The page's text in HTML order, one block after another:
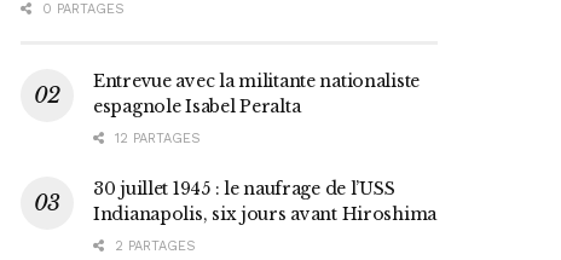
0 PARTAGES
Entrevue avec la militante nationaliste
espagnole Isabel Peralta
12 PARTAGES
30 juillet 1945 : le naufrage de l’USS
Indianapolis, six jours avant Hiroshima
2 PARTAGES